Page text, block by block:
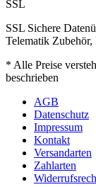
SSL
SSL Sichere
Telematik
* Alle Preise
beschrieben
AGB
Datenschutz
Impressum
Kontakt
Versandarten
Zahlarten